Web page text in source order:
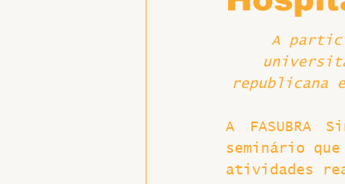
Sem categoria Slider
Hospitais e Saúde Pública
A
republicana
A
seminário
atividades